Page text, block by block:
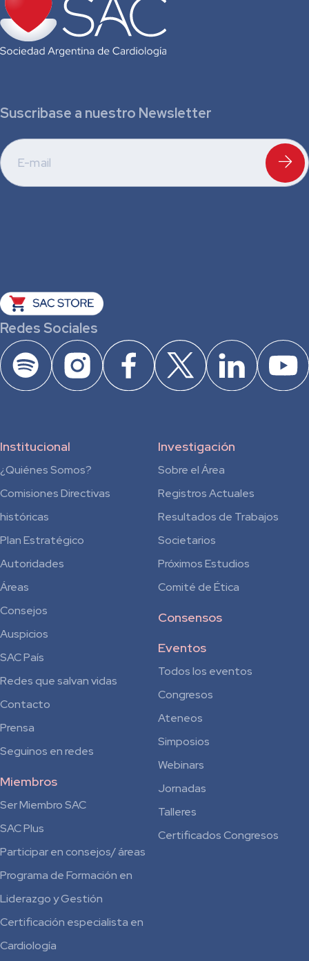
Suscribase a nuestro Newsletter
Redes Sociales
Institucional
¿Quiénes Somos?
Comisiones Directivas
históricas
Plan Estratégico
Autoridades
Áreas
Consejos
Auspicios
SAC País
Redes que salvan vidas
Contacto
Prensa
Seguinos en redes
Miembros
Ser Miembro SAC
SAC Plus
Participar en consejos/ áreas
Programa de Formación en
Liderazgo y Gestión
Certificación especialista en
Cardiología
Investigación
Sobre el Área
Registros Actuales
Resultados de Trabajos
Societarios
Próximos Estudios
Comité de Ética
Consensos
Eventos
Todos los eventos
Congresos
Ateneos
Simposios
Webinars
Jornadas
Talleres
Certificados Congresos